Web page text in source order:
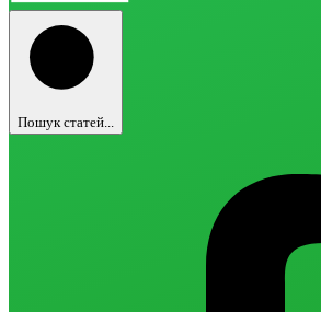
Пошук статей...